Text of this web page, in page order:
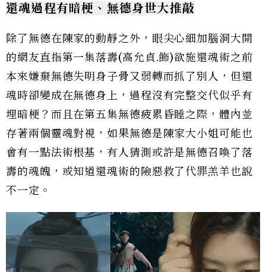
還魂過程有暗梗、無德身世大推敲
除了無德在陳家的動靜之外，眼尖心細加腦洞大開
的網友直指第一集落壽(高允貞.飾)欲施還魂術之前
本來嫌棄無德失明身子骨又弱轉而抓了別人，但還
魂時卻變成在無德身上，過程沒有完整交代似乎有
埋暗梗？而且在第五集無德疲累昏睡之際，體內並
存著兩個靈魂對視，如果無德是陳家大小姐可能也
會有一點法術根基，有人猜測或許是無德召喚了落
壽的魂魄，或知道還魂術的險惡救了代罪羔羊也說
不一定。